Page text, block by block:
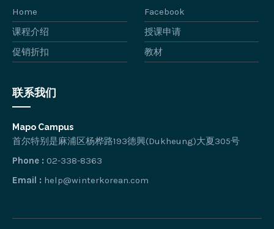
Home
Facebook
课程介绍
授课申请
促销折扣
教材
联系我们
Mapo Campus
首尔特别是麻浦区杨桦路193徳興(Dukheung)大夏305号
Phone : 02-338-8363
Email : help@winterkorean.com